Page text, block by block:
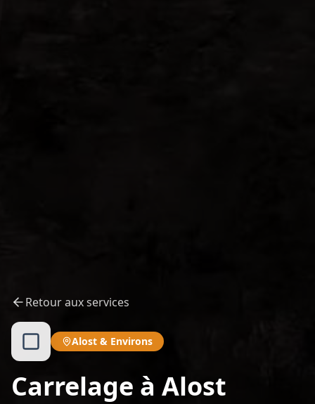
Retour aux services
Alost & Environs
Carrelage à Alost